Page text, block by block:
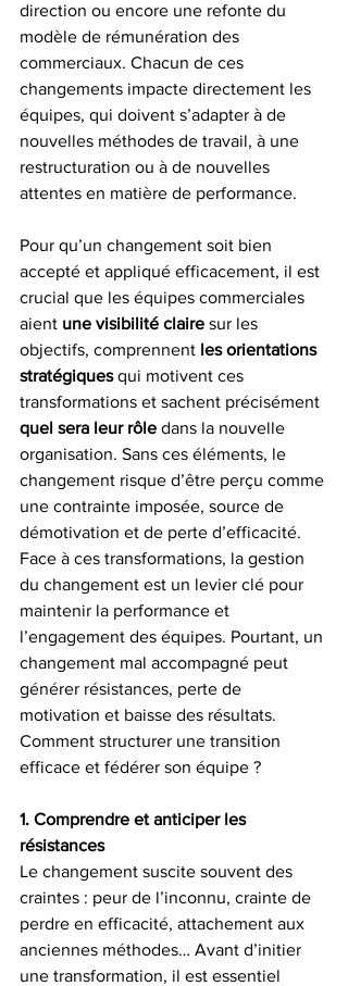
direction ou encore une refonte du
modèle de rémunération des
commerciaux. Chacun de ces
changements impacte directement les
équipes, qui doivent s’adapter à de
nouvelles méthodes de travail, à une
restructuration ou à de nouvelles
attentes en matière de performance.
Pour qu’un changement soit bien
accepté et appliqué efficacement, il est
crucial que les équipes commerciales
aient une visibilité claire sur les
objectifs, comprennent les orientations
stratégiques qui motivent ces
transformations et sachent précisément
quel sera leur rôle dans la nouvelle
organisation. Sans ces éléments, le
changement risque d’être perçu comme
une contrainte imposée, source de
démotivation et de perte d’efficacité.
Face à ces transformations, la gestion
du changement est un levier clé pour
maintenir la performance et
l’engagement des équipes. Pourtant, un
changement mal accompagné peut
générer résistances, perte de
motivation et baisse des résultats.
Comment structurer une transition
efficace et fédérer son équipe ?
1. Comprendre et anticiper les
résistances
Le changement suscite souvent des
craintes : peur de l’inconnu, crainte de
perdre en efficacité, attachement aux
anciennes méthodes… Avant d’initier
une transformation, il est essentiel